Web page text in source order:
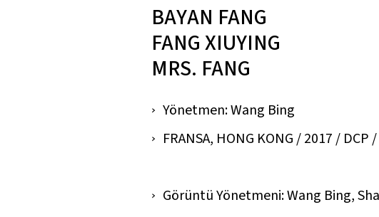
BAYAN FANG
FANG XIUYING
MRS. FANG
Yönetmen: Wang Bing
FRANSA, HONG KONG / 2017 /
Görüntü Yönetmeni: Wang Bing,